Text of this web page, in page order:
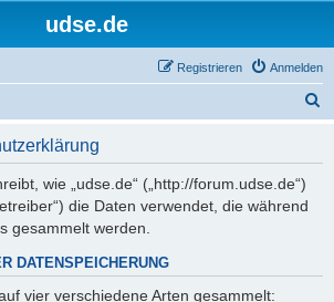
udse.de
Anmelden
Registrieren
wie „udse.de“ („http://forum.udse.de“)
die Daten verwendet, die während
gesammelt werden.
DATENSPEICHERUNG
vier verschiedene Arten gesammelt: